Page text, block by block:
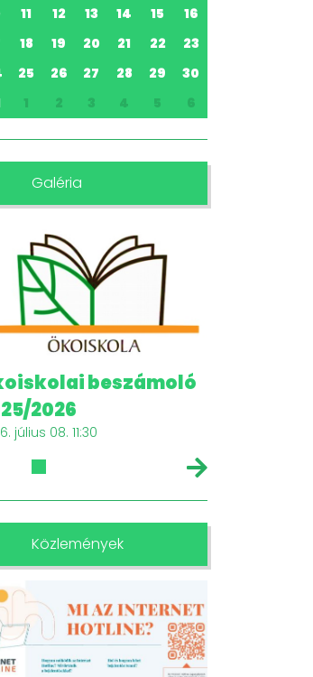
11 12 13 14 15
16
18 19 20 21 22
23
25 26 27 28 29
30
1 2 3 4 5 6
Galéria
beszámoló
2026
július 08. 11:30
Közlemények